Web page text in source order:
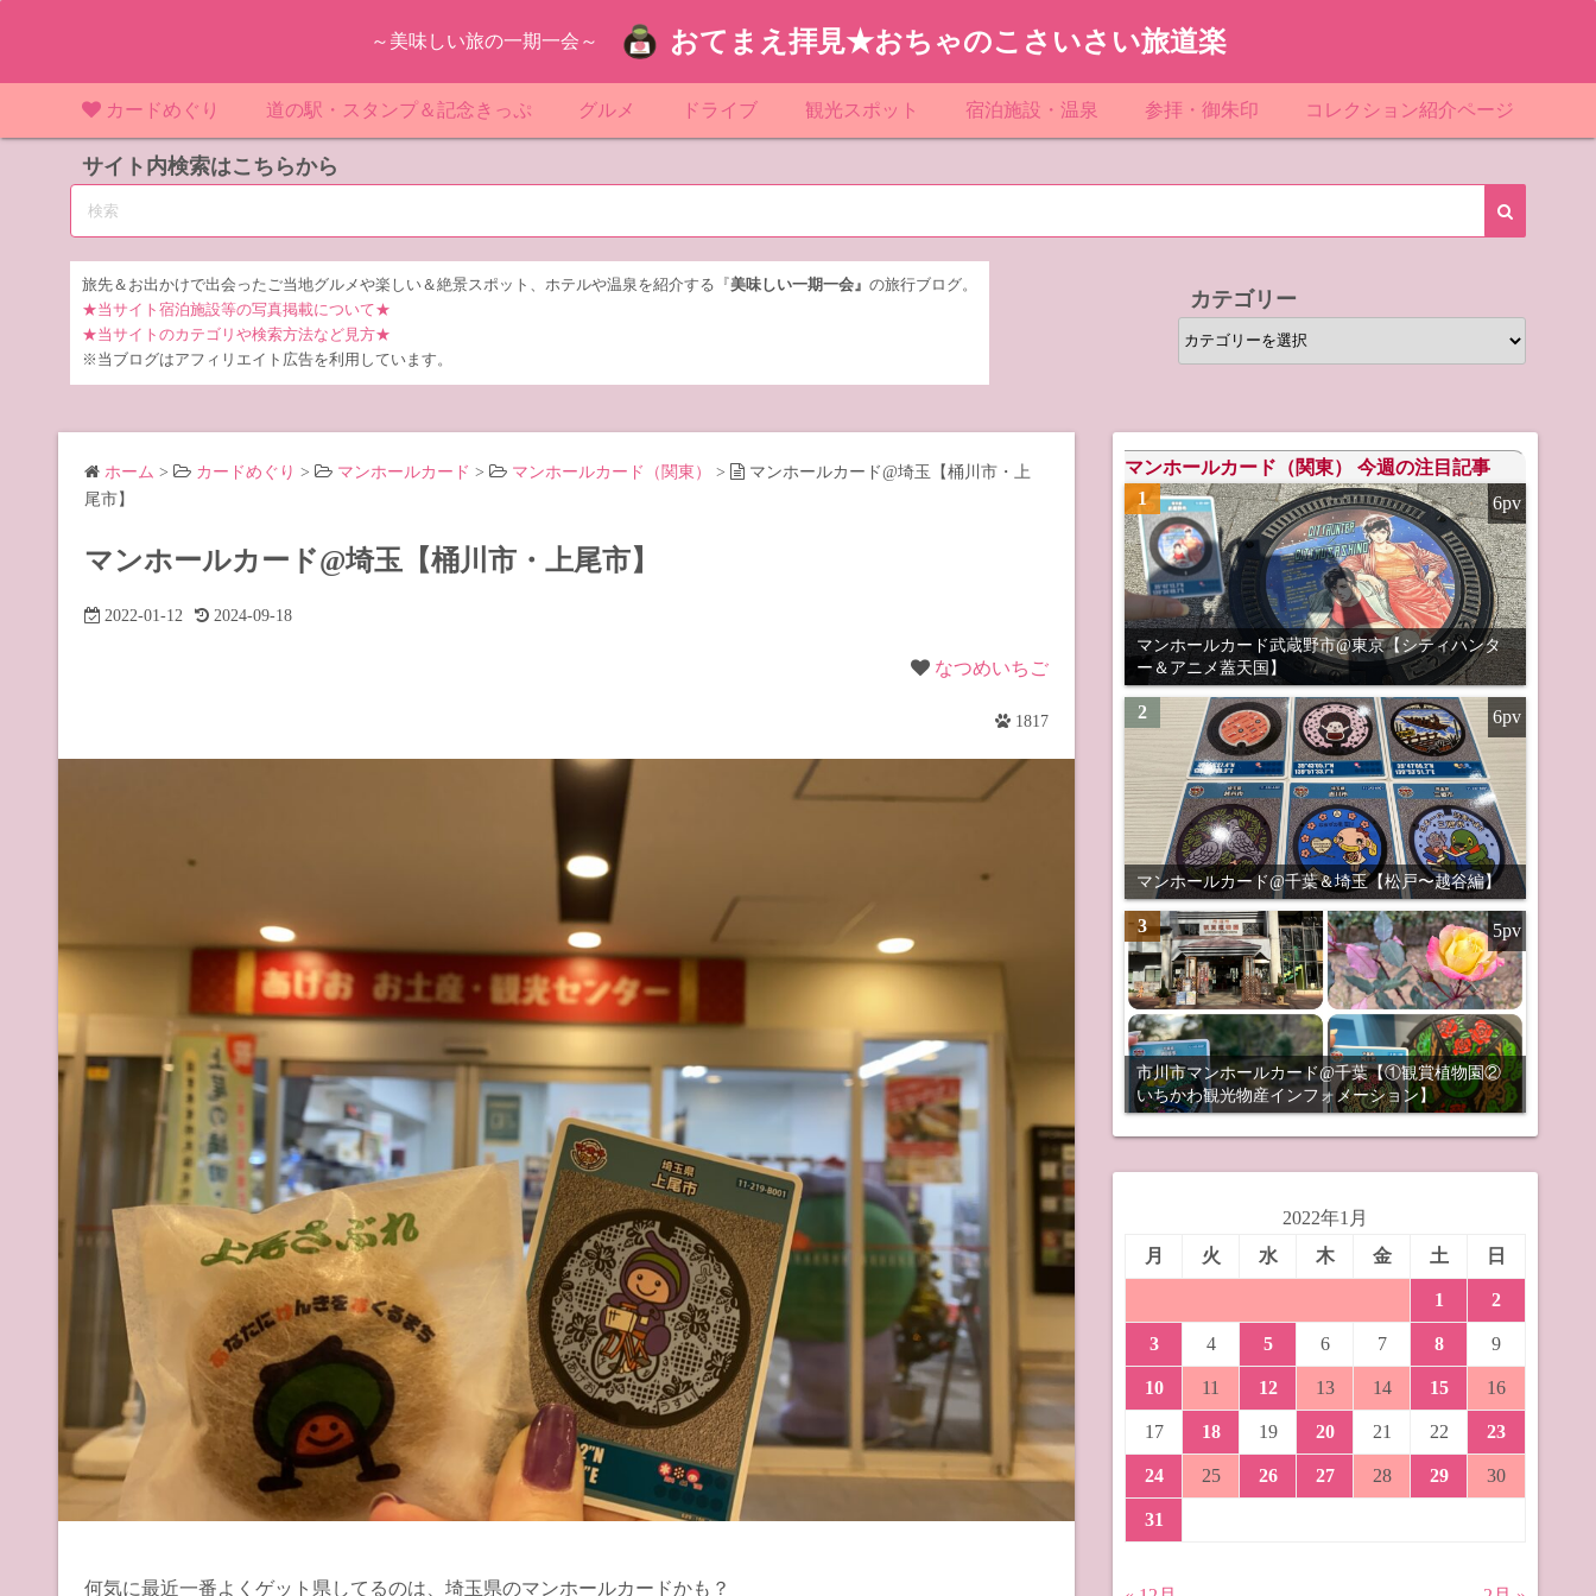
ツ
～美味しい旅の一期一会～ おてまえ拝見★おちゃのこさいさい旅道楽
カードめぐり
マンホールカード マンホールカード（関東）
埼玉県のマンホール
茨城県のマンホール
栃木県のマンホール
マンホールカード（東北） 宮城県のマンホール
マンホールカード（中部）
IKEカード
KAWAカード
橋カード
ダムカード
LOGetカード
道の駅・スタンプ＆記念きっぷ
道の駅（関東）
道の駅 埼玉
道の駅 茨城
道の駅 群馬
道の駅 山梨
道の駅 静岡
道の駅（東北） 道の駅 宮城
道の駅（北陸）
グルメ ドライブ 観光スポット
遊び・体験
宿泊施設・温泉
スーパーホテル
シティホテル・ビジネスホテル
参拝・御朱印 コレクション紹介ページ
「東北」道の駅スタンプ一覧
サイト内検索はこちらから
旅先＆お出かけで出会ったご当地グルメや楽しい＆絶景スポット、ホテルや温泉を紹介する『 美味しい一期一会』 の旅行ブログ。
★当サイト宿泊施設等の写真掲載について★
★当サイトのカテゴリや検索方法など見方★
※当ブログはアフィリエイト広告を利用しています。
カテゴリー
カ
テ
ー
ホーム > カードめぐり > マンホールカード > マンホールカード（関東） >
マンホールカード@埼玉【桶川市・上
尾市】
マンホールカード@埼玉【桶川市・上尾市】
2022-01-12 2024-09-18
なつめいちご
1817
何気に最近一番よくゲット県してるのは、埼玉県のマンホールカードかも？
マンホールカード（関東） 今週の注目記事
1
マンホールカード武蔵野市@東京【シティハンタ
ー＆アニメ蓋天国】
6pv
2
マンホールカード@千葉＆埼玉【松戸〜越谷編】
6pv
3
市川市マンホールカード@千葉【①観賞植物園②
いちかわ観光物産インフォメーション】
5pv
2022年1月
月
火 水 木 金 土 日
1 2
3 4 5 6 7 8 9
10 11 12 13 14 15 16
17 18 19 20 21 22 23
24 25 26 27 28 29 30
31